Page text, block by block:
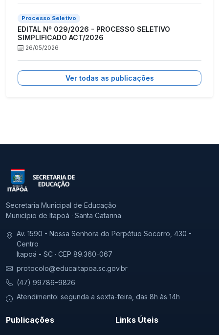
Processo Seletivo
EDITAL Nº 029/2026 - PROCESSO SELETIVO
SIMPLIFICADO ACT/2026
26/05/2026
Ver todas as publicações
Secretaria Municipal de Educação
Município de Itapoá · Santa Catarina
Av. 1590 - Nossa Senhora do Perpétuo Socorro, 430 -
Centro
Itapoá - SC · CEP 89.360-067
protocolo@educaitapoa.sc.gov.br
(47) 99786-9826
Atendimento: segunda a sexta-feira, das 8h às 14h
Publicações Links Úteis